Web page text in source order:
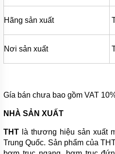
KHUẤY
CHÌM
MÁY
BƠM
MÁY
MÀNG
KHÍ
BƠM
THÙNG
Hãng sản xuất
Nơi sản xuất
Gía bán chưa bao gồm VAT
NHÀ SẢN XUẤT
THT là thương hiệu sản xuất
Trung Quốc. Sản phẩm của